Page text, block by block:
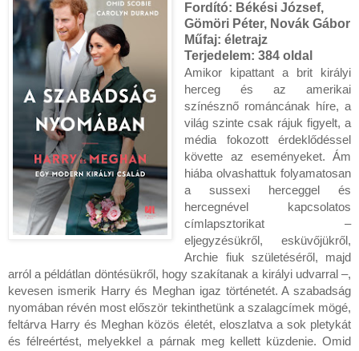
Fordító: Békési József,
Gömöri Péter, Novák Gábor
Műfaj:életrajz
Terjedelem: 384 oldal
Amikor kipattant a brit királyi
herceg és az amerikai
színésznő románcának híre, a
világ szinte csak rájuk figyelt, a
média fokozott érdeklődéssel
követte az eseményeket. Ám
hiába olvashattuk folyamatosan
a sussexi herceggel és
hercegnével kapcsolatos
címlapsztorikat –
eljegyzésükről, esküvőjükről,
Archie fiuk születéséről, majd
arról a példátlan döntésükről, hogy szakítanak a királyi udvarral –,
kevesen ismerik Harry és Meghan igaz történetét. A szabadság
nyomában révén most először tekinthetünk a szalagcímek mögé,
feltárva Harry és Meghan közös életét, eloszlatva a sok pletykát
és félreértést, melyekkel a párnak meg kellett küzdenie. Omid